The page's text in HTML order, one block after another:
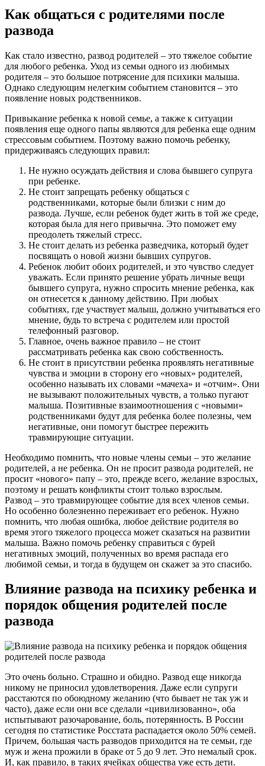
Как общаться с родителями после
развода
Как стало известно, развод родителей – это тяжелое событие
для любого ребенка. Уход из семьи одного из любимых
родителя – это большое потрясение для психики малыша.
Однако следующим нелегким событием становится – это
появление новых родственников.
Привыкание ребенка к новой семье, а также к ситуации
появления еще одного папы являются для ребенка еще одним
стрессовым событием. Поэтому важно помочь ребенку,
придерживаясь следующих правил:
Не нужно осуждать действия и слова бывшего супруга
при ребенке.
Не стоит запрещать ребенку общаться с
родственниками, которые были близки с ним до
развода. Лучше, если ребенок будет жить в той же среде,
которая была для него привычна. Это поможет ему
преодолеть тяжелый стресс.
Не стоит делать из ребенка разведчика, который будет
посвящать о новой жизни бывших супругов.
Ребенок любит обоих родителей, и это чувство следует
уважать. Если принято решение убрать личные вещи
бывшего супруга, нужно спросить мнение ребенка, как
он отнесется к данному действию. При любых
событиях, где участвует малыш, должно учитываться его
мнение, будь то встреча с родителем или простой
телефонный разговор.
Главное, очень важное правило – не стоит
рассматривать ребенка как свою собственность.
Не стоит в присутствии ребенка проявлять негативные
чувства и эмоции в сторону его «новых» родителей,
особенно называть их словами «мачеха» и «отчим». Они
не вызывают положительных чувств, а только пугают
малыша. Позитивные взаимоотношения с «новыми»
родственниками будут для ребенка более полезны, чем
негативные, они помогут быстрее пережить
травмирующие ситуации.
Необходимо помнить, что новые члены семьи – это желание
родителей, а не ребенка. Он не просит развода родителей, не
просит «нового» папу – это, прежде всего, желание взрослых,
поэтому и решать конфликты стоит только взрослым.
Развод – это травмирующее событие для всех членов семьи.
Но особенно болезненно переживает его ребенок. Нужно
помнить, что любая ошибка, любое действие родителя во
время этого тяжелого процесса может сказаться на развитии
малыша. Важно помочь ребенку справиться с бурей
негативных эмоций, полученных во время распада его
любимой семьи, и тогда в будущем он скажет за это спасибо.
Влияние развода на психику ребенка и
порядок общения родителей после
развода
Это очень больно. Страшно и обидно. Развод еще никогда
никому не приносил удовлетворения. Даже если супруги
расстаются по обоюдному желанию (что бывает не так уж и
часто), даже если они все сделали «цивилизованно», оба
испытывают разочарование, боль, потерянность. В России
сегодня по статистике Росстата распадается около 50% семей.
Причем, большая часть разводов приходится на те семьи, где
муж и жена прожили в браке от 5 до 9 лет. Это немалый срок.
И, как правило, в таких ячейках общества уже есть дети.